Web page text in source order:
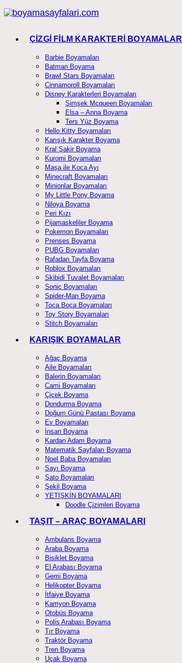
Skip
to
ÇİZGİ FİLM KARAKTERİ BOYAMALARI
Barbie Boyamaları
Batman Boyama
Brawl Stars Boyamaları
Cinnamoroll Boyamaları
Disney Karakterleri Boyamaları
Şimşek Mcqueen Boyamaları
Elsa – Anna Boyama
Ters Yüz Boyama
Hello Kitty Boyamaları
Karışık Karakter Boyama
Kral Şakir Boyama
Kuromi Boyamaları
Maşa ile Koca Ayı
Minecraft Boyamaları
Minionlar Boyamaları
My Little Pony Boyama
Niloya Boyama
Peri Kızı
Pijamaskeliler Boyama
Pokemon Boyamaları
Prenses Boyama
PUBG Boyamaları
Rafadan Tayfa Boyama
Roblox Boyamaları
Skibidi Tuvalet Boyamaları
Sonic Boyamaları
Spider-Man Boyama
Toca Boca Boyamaları
Toy Story Boyamaları
Stitch Boyamaları
KARIŞIK BOYAMALAR
Ağaç Boyama
Aile Boyamaları
Balerin Boyamaları
Cami Boyamaları
Çiçek Boyama
Dondurma Boyama
Doğum Günü Pastası Boyama
Ev Boyamaları
İnsan Boyama
Kardan Adam Boyama
Matematik Sayfaları Boyama
Noel Baba Boyamaları
Sayı Boyama
Şato Boyamaları
Şekil Boyama
YETİŞKİN BOYAMALARI
Doodle Çizimleri Boyama
TAŞIT – ARAÇ BOYAMALARI
Ambulans Boyama
Araba Boyama
Bisiklet Boyama
El Arabası Boyama
Gemi Boyama
Helikopter Boyama
İtfaiye Boyama
Kamyon Boyama
Otobüs Boyama
Polis Arabası Boyama
Tır Boyama
Traktör Boyama
Tren Boyama
Uçak Boyama